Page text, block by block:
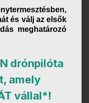
és válj az elsők
meghatározó
drónpilóta
amely
vállal*!